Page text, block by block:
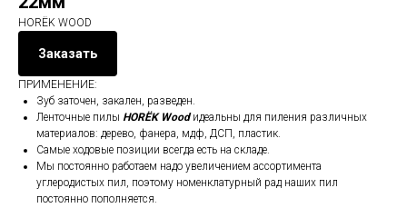
HORЁK WOOD
Заказать
ПРИМЕНЕНИЕ:
Зуб заточен, закален, разведен.
Ленточные пилы HORЁK Woodидеальны для пиления различных
материалов: дерево, фанера, мдф, ДСП, пластик.
Самые ходовые позиции всегда есть на складе.
Мы постоянно работаем надо увеличением ассортимента
углеродистых пил, поэтому номенклатурный рад наших пил
постоянно пополняется.